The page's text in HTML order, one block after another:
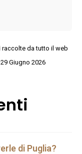
da tutto il web
Giugno 2026
di Puglia?